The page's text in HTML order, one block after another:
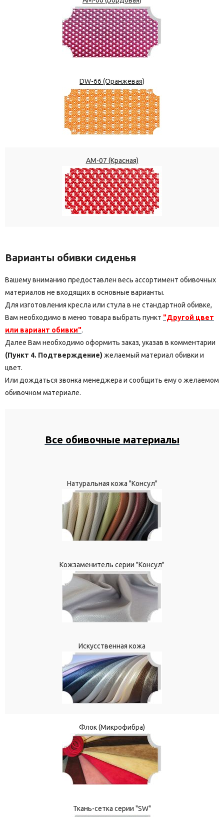
DW-66 (Оранжевая)
АМ-07 (Красная)
Варианты обивки сиденья
Вашему вниманию предоставлен весь ассортимент обивочных
материалов не входящих в основные варианты.
Для изготовления кресла или стула в не стандартной обивке,
Вам необходимо в меню товара выбрать пункт "Другой цвет
или вариант обивки".
Далее Вам необходимо оформить заказ, указав в комментарии
(Пункт 4. Подтверждение) желаемый материал обивки и
цвет.
Или дождаться звонка менеджера и сообщить ему о желаемом
обивочном материале.
Все обивочные материалы
Натуральная кожа "Консул"
Кожзаменитель серии "Консул"
Искусственная кожа
Флок (Микрофибра)
Ткань-сетка серии "SW"